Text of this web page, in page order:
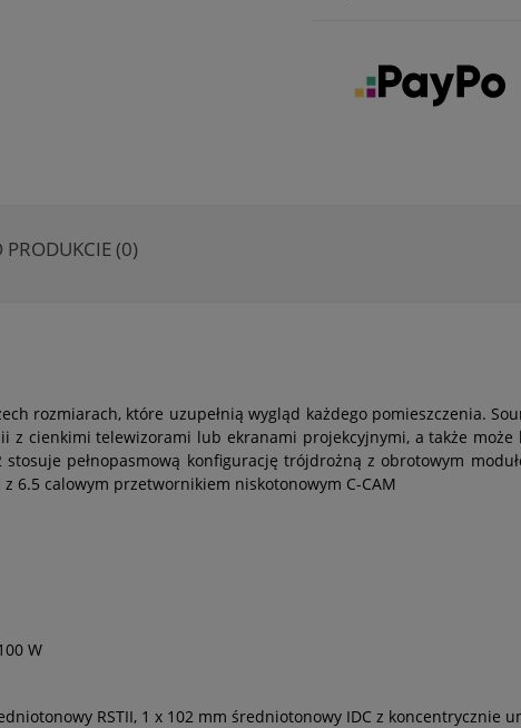
PRODUKCIE (0)
rozmiarach, które uzupełnią wygląd każdego pomieszczenia.
z cienkimi telewizorami lub ekranami projekcyjnymi, a także
stosuje pełnopasmową konfigurację trójdrożną z obrotowym
6.5 calowym przetwornikiem niskotonowym C-CAM
W
RSTII, 1 x 102 mm średniotonowy IDC z koncentrycznie